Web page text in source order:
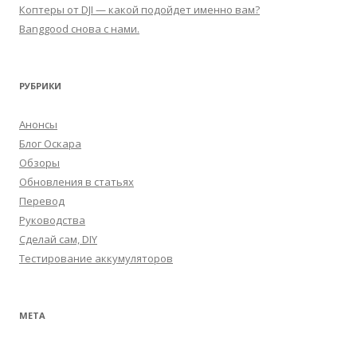
Коптеры от DJI — какой подойдет именно вам?
Banggood снова с нами.
РУБРИКИ
Анонсы
Блог Оскара
Обзоры
Обновления в статьях
Перевод
Руководства
Сделай сам, DIY
Тестирование аккумуляторов
МЕТА